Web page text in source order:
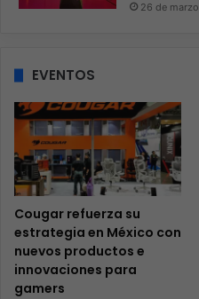
26 de
EVENTOS
Cougar refuerza su
estrategia en México con
nuevos productos e
innovaciones para
gamers